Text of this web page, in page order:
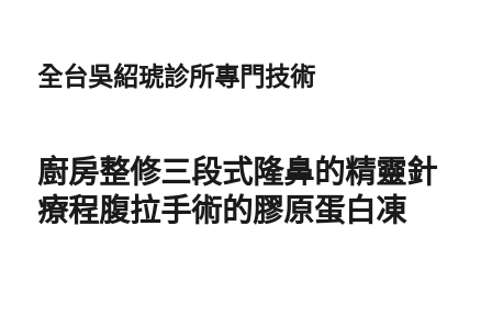
全台吳紹琥診所專門技術
廚房整修三段式隆鼻的精靈針
療程腹拉手術的膠原蛋白凍